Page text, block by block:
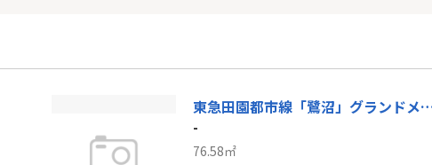
東急田園都市線「鷺沼」グラン
-
76.58㎡